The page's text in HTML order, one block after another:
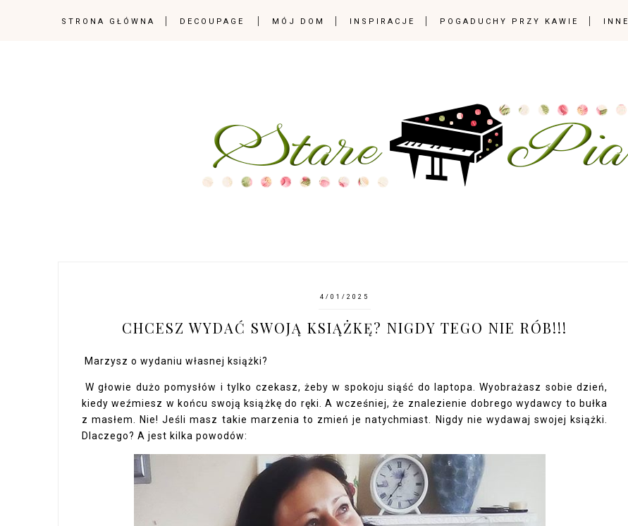
STRONA GŁÓWNA DECOUPAGE MÓJ DOM INSPIRACJE POGADUCHY PRZY KAWIE INNE
4/01/2025
CHCESZ WYDAĆ SWOJĄ KSIĄŻKĘ? NIGDY TEGO NIE RÓB!!!
Marzysz o wydaniu własnej książki?
W głowie dużo pomysłów i tylko czekasz, żeby w spokoju siąść do laptopa. Wyobrażasz sobie dzień,
kiedy weźmiesz w końcu swoją książkę do ręki. A wcześniej, że znalezienie dobrego wydawcy to bułka
z masłem. Nie! Jeśli masz takie marzenia to zmień je natychmiast. Nigdy nie wydawaj swojej książki.
Dlaczego? A jest kilka powodów: